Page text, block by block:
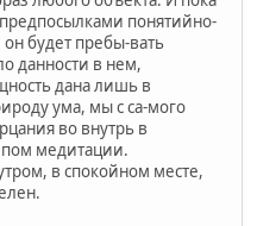
понятийно-
будет пребы-вать
данности в нем,
дана лишь в
ума, мы с са-мого
во внутрь в
медитации.
в спокойном месте,